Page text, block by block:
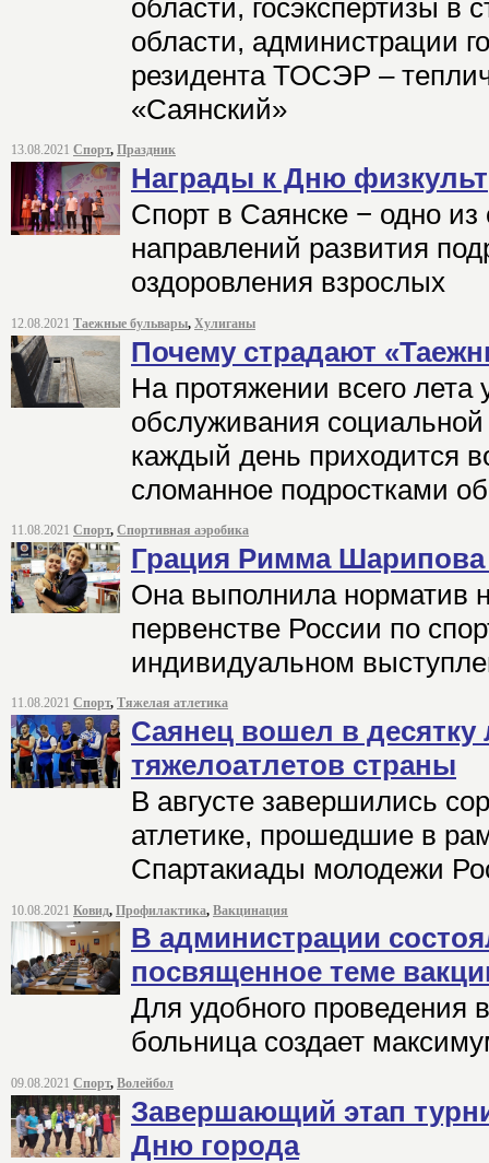
области, госэкспертизы в
области, администрации
резидента ТОСЭР –
«Саянский»
13.08.2021 Спорт, Праздник
Награды к Дню
Спорт в Саянске − одно
направлений развития
оздоровления взрослых
12.08.2021 Таежные бульвары, Хулиганы
Почему страдают
На протяжении всего лета
обслуживания
каждый день приходится
сломанное подростками
11.08.2021 Спорт, Спортивная аэробика
Грация Римма Шарипова
Она выполнила норматив
первенстве России по
индивидуальном
11.08.2021 Спорт, Тяжелая атлетика
Саянец вошел в десятку
тяжелоатлетов страны
В августе завершились
атлетике, прошедшие в
Спартакиады молодежи
10.08.2021 Ковид, Профилактика, Вакцинация
В администрации
посвященное теме
Для удобного проведения
больница создает
09.08.2021 Спорт, Волейбол
Завершающий этап
Дню города